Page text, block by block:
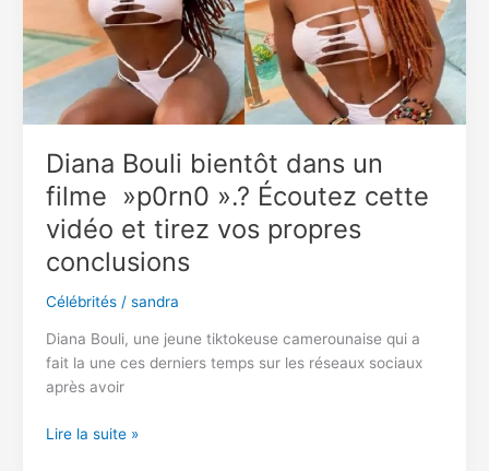
chacune
d’elle
Diana Bouli bientôt dans un
filme »p0rn0 ».? Écoutez cette
vidéo et tirez vos propres
conclusions
Célébrités/ sandra
Diana Bouli, une jeune tiktokeuse camerounaise qui a
fait la une ces derniers temps sur les réseaux sociaux
après avoir
Diana
Lire la suite »